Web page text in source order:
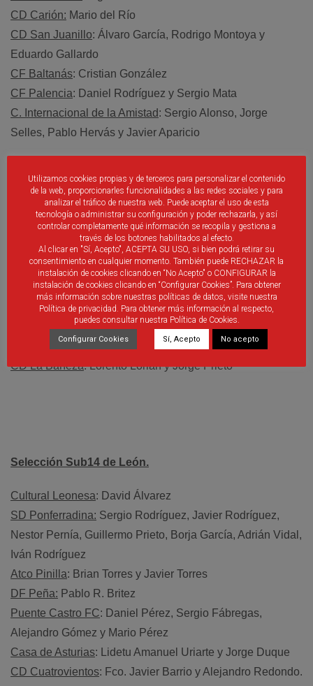
CD Carión: Mario del Río
CD San Juanillo: Álvaro García, Rodrigo Montoya y
Eduardo Gallardo
CF Baltanás: Cristian González
CF Palencia: Daniel Rodríguez y Sergio Mata
C. Internacional de la Amistad: Sergio Alonso, Jorge
Selles, Pablo Hervás y Javier Aparicio
Selección Sub12 de León.
Cultural Leonesa: José Morán, Alberto José González
Atco. Bembibre:Pablo Rubial
CD Santa Marta: David Lorenzo y Alejandro Lorenzo
DF Peña: Raúl García, Guillermo Ibáñez, Daniel Ceínos y
Álvaro Arribas
Veguellina CF : Sanjeev González
CD La Bañeza: Lorento Lorian y Jorge Prieto
Selección Sub14 de León.
Cultural Leonesa: David Álvarez
SD Ponferradina: Sergio Rodríguez, Javier Rodríguez,
Nestor Pernía, Guillermo Prieto, Borja García, Adrián Vidal,
Iván Rodríguez
Atco Pinilla: Brian Torres y Javier Torres
DF Peña: Pablo R. Britez
Puente Castro FC: Daniel Pérez, Sergio Fábregas,
Alejandro Gómez y Mario Pérez
Casa de Asturias: Lidetu Amanuel Uriarte y Jorge Duque
CD Cuatrovientos: Fco. Javier Barrio y Alejandro Redondo.
Utilizamos cookies propias y de terceros para personalizar el contenido
de la web, proporcionarles funcionalidades a las redes sociales y para
analizar el tráfico de nuestra web. Puede aceptar el uso de esta
tecnología o administrar su configuración y poder rechazarla, y así
controlar completamente qué información se recopila y gestiona a
través de los botones habilitados al efecto.
Al clicar en "Sí, Acepto", ACEPTA SU USO, si bien podrá retirar su
consentimiento en cualquier momento. También puede RECHAZAR la
instalación de cookies clicando en “No Acepto" o CONFIGURAR la
instalación de cookies clicando en “Configurar Cookies”. Para obtener
más información sobre nuestras políticas de datos, visite nuestra
Política de privacidad. Para obtener más información al respecto,
puedes consultar nuestra Política de Cookies.
Configurar Cookies Sí, Acepto No acepto